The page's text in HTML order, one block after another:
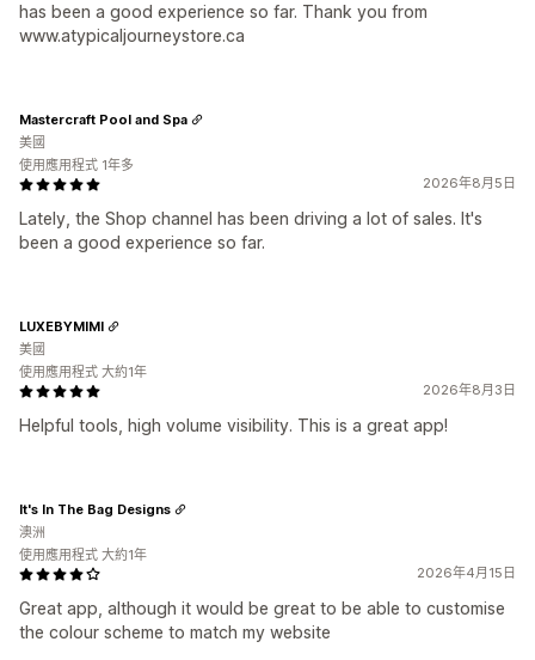
has been a good experience so far. Thank you from
www.atypicaljourneystore.ca
2026年8月5日
Lately, the Shop channel has been driving a lot of sales. It's
been a good experience so far.
Mastercraft Pool and Spa
美國
使用應用程式 1年多
2026年8月3日
Helpful tools, high volume visibility. This is a great app!
LUXEBYMIMI
美國
使用應用程式 大約1年
2026年4月15日
Great app, although it would be great to be able to customise
the colour scheme to match my website
It's In The Bag Designs
澳洲
使用應用程式 大約1年